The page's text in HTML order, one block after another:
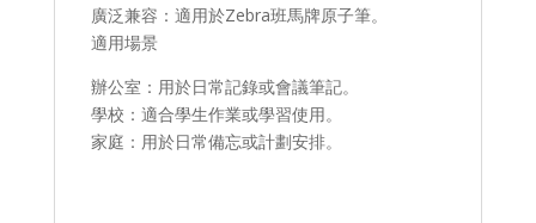
​廣泛兼容：適用於Zebra班馬牌原子筆。
適用場景​
辦公室：用於日常記錄或會議筆記。
學校：適合學生作業或學習使用。
家庭：用於日常備忘或計劃安排。